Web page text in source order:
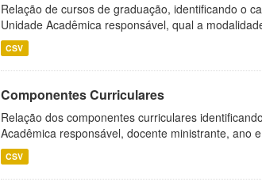
Relação de cursos de graduação, identificando o
Unidade Acadêmica responsável, qual a
CSV
Componentes Curriculares
Relação dos componentes curriculares
Acadêmica responsável, docente ministrante, ano
CSV